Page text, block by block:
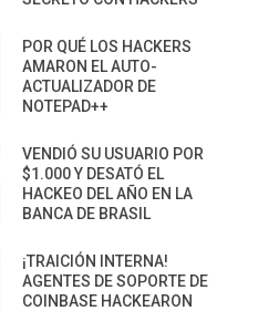
POR QUÉ LOS HACKERS
AMARON EL AUTO-
ACTUALIZADOR DE
NOTEPAD++
VENDIÓ SU USUARIO POR
$1.000 Y DESATÓ EL
HACKEO DEL AÑO EN LA
BANCA DE BRASIL
¡TRAICIÓN INTERNA!
AGENTES DE SOPORTE DE
COINBASE HACKEARON